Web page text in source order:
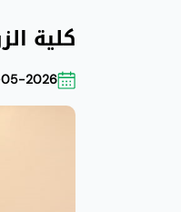
كلية
2026